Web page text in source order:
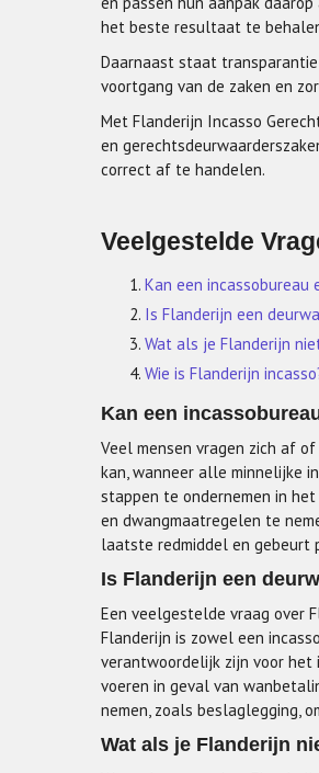
het beste resultaat te
Daarnaast staat
voortgang van de zaken en
Met Flanderijn Incasso
en
correct af te handelen.
Veelgestelde
Kan een incassobureau
Is Flanderijn een
Wat als je Flanderijn
Wie is Flanderijn
Kan een
Veel mensen vragen zich af
kan, wanneer alle minnelijke
stappen te ondernemen in
en dwangmaatregelen te
laatste redmiddel en gebeurt
Is Flanderijn een
Een veelgestelde vraag over
Flanderijn is zowel een
verantwoordelijk zijn voor het
voeren in geval van
nemen, zoals beslaglegging,
Wat als je Flanderijn